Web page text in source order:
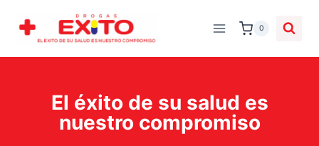
0
El éxito de su salud es
nuestro compromiso